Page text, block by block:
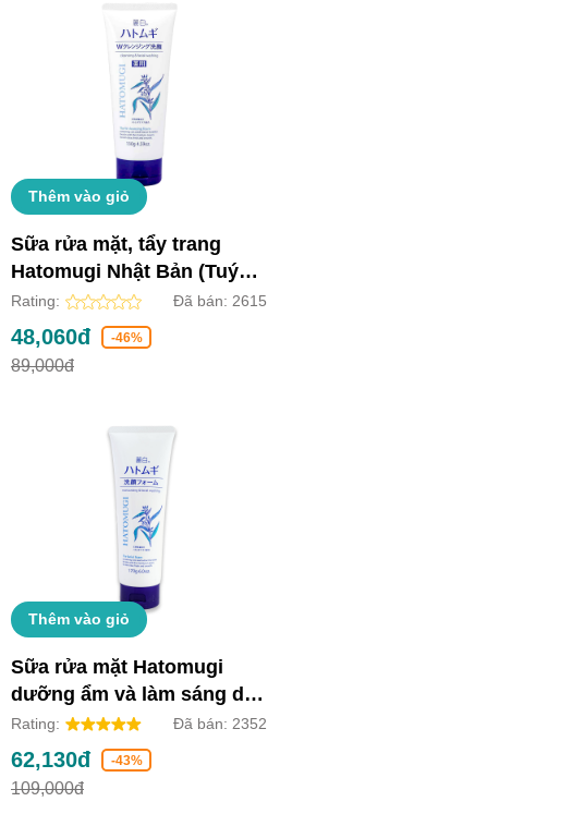
Thêm vào giỏ
Sữa rửa mặt, tẩy trang
Hatomugi Nhật Bản (Tuýp
130g)
Rating: Đã bán: 2615
48,060đ -46%
89,000đ
Thêm vào giỏ
Sữa rửa mặt Hatomugi
dưỡng ẩm và làm sáng da
(Tuýp 170g)
Rating: Đã bán: 2352
62,130đ -43%
109,000đ